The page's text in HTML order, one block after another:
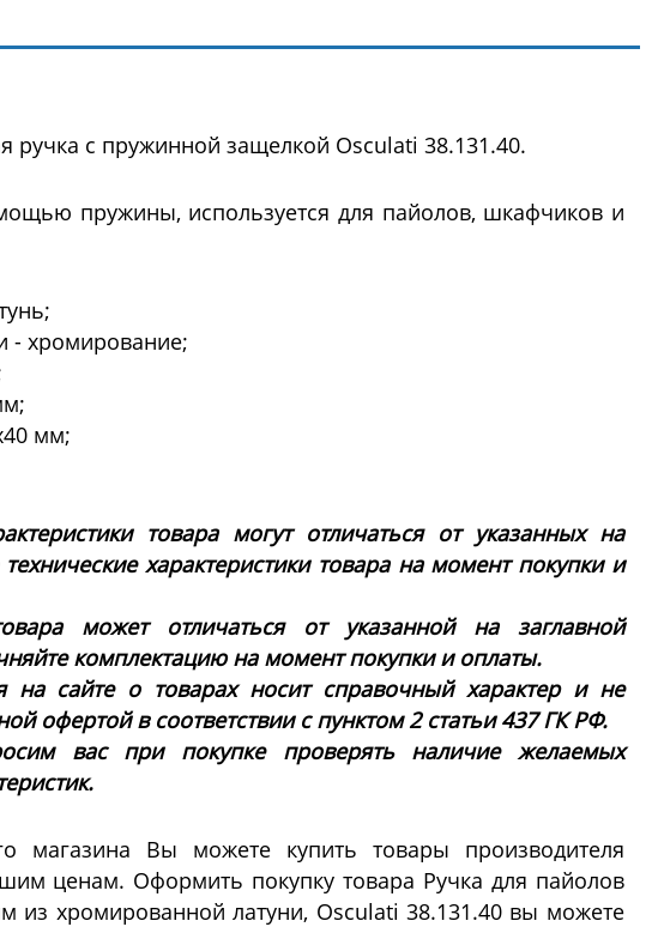
ручка с пружинной защелкой Osculati 38.131.40.
пружины, используется для пайолов, шкафчиков и
- хромирование;
мм;
товара могут отличаться от указанных на
технические характеристики товара на момент покупки и
может отличаться от указанной на заглавной
комплектацию на момент покупки и оплаты.
на сайте о товарах носит справочный характер и не
офертой в соответствии с пунктом 2 статьи 437 ГК РФ.
вас при покупке проверять наличие желаемых
магазина Вы можете купить товары производителя
ценам. Оформить покупку товара Ручка для пайолов
из хромированной латуни, Osculati 38.131.40 вы можете